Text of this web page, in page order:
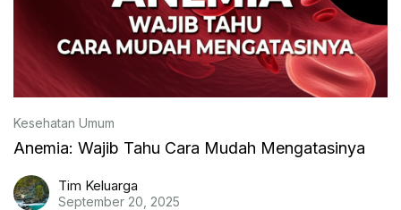
Kesehatan Umum
Anemia: Wajib Tahu Cara Mudah Mengatasinya
Tim Keluarga
September 20, 2025